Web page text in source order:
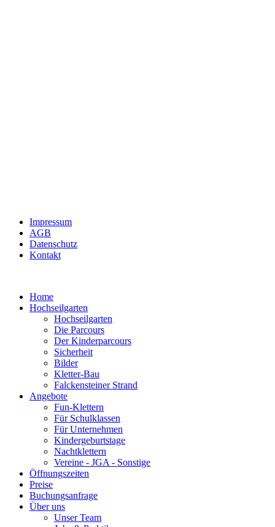
Impressum
AGB
Datenschutz
Kontakt
Home
Hochseilgarten
Hochseilgarten
Die Parcours
Der Kinderparcours
Sicherheit
Bilder
Kletter-Bau
Falckensteiner Strand
Angebote
Fun-Klettern
Für Schulklassen
Für Unternehmen
Kindergeburtstage
Nachtklettern
Vereine - JGA - Sonstige
Öffnungszeiten
Preise
Buchungsanfrage
Über uns
Unser Team